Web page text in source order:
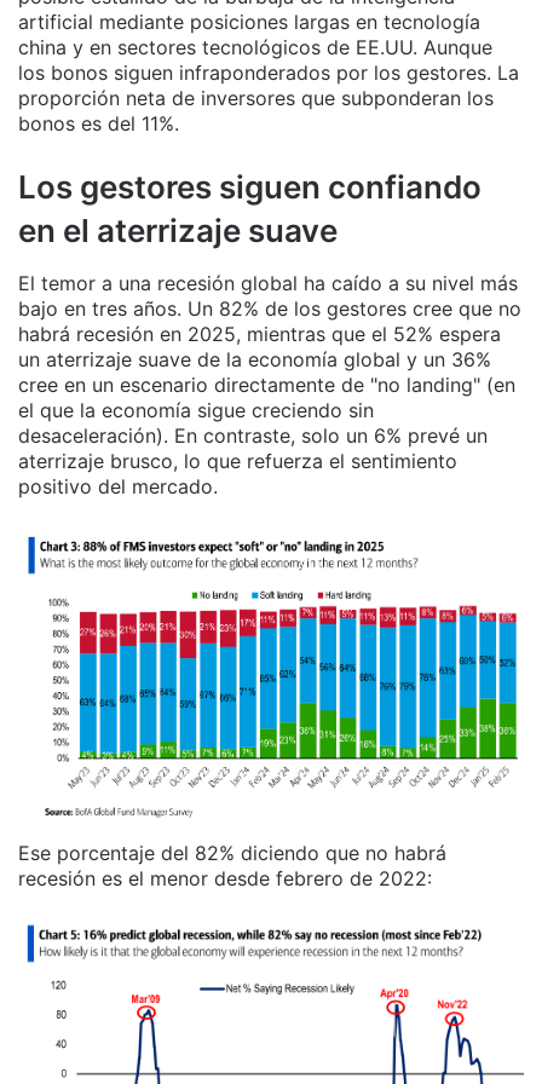
artificial mediante posiciones largas en tecnología
china y en sectores tecnológicos de EE.UU. Aunque
los bonos siguen infraponderados por los gestores. La
proporción neta de inversores que subponderan los
bonos es del 11%.
Los gestores siguen confiando
en el aterrizaje suave
El temor a una recesión global ha caído a su nivel más
bajo en tres años. Un 82% de los gestores cree que no
habrá recesión en 2025, mientras que el 52% espera
un aterrizaje suave de la economía global y un 36%
cree en un escenario directamente de "no landing" (en
el que la economía sigue creciendo sin
desaceleración). En contraste, solo un 6% prevé un
aterrizaje brusco, lo que refuerza el sentimiento
positivo del mercado.
Ese porcentaje del 82% diciendo que no habrá
recesión es el menor desde febrero de 2022: